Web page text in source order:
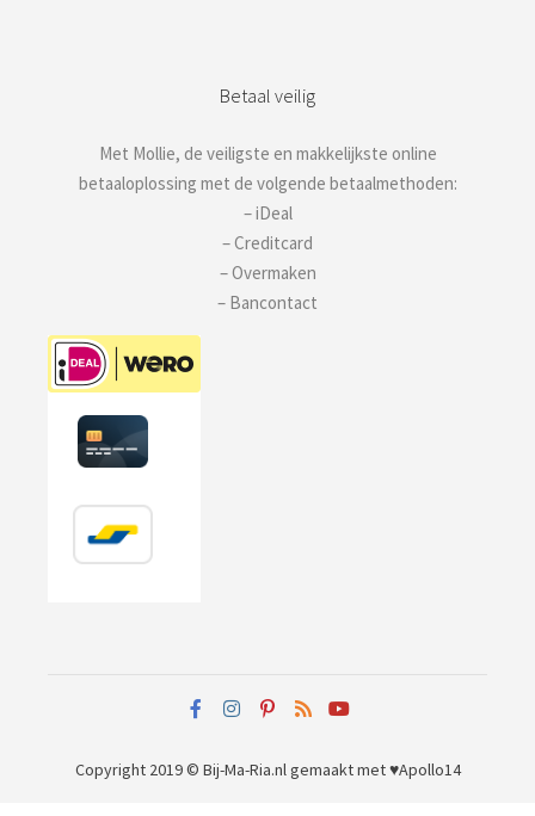
Betaal veilig
Met Mollie, de veiligste en makkelijkste online
betaaloplossing met de volgende betaalmethoden:
– iDeal
– Creditcard
– Overmaken
– Bancontact
Copyright 2019 © Bij-Ma-Ria.nlgemaakt met ♥Apollo14